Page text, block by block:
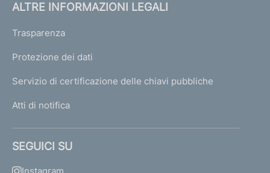
ALTRE INFORMAZIONI LEGALI
Trasparenza
Protezione dei dati
Servizio di certificazione delle chiavi pubbliche
Atti di notifica
SEGUICI SU